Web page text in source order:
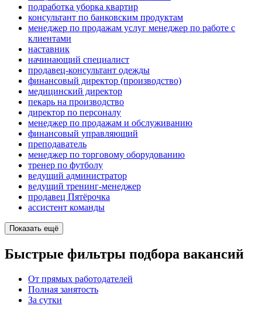
подработка уборка квартир
консультант по банковским продуктам
менеджер по продажам услуг менеджер по работе с
клиентами
наставник
начинающий специалист
продавец-консультант одежды
финансовый директор (производство)
медицинский директор
пекарь на производство
директор по персоналу
менеджер по продажам и обслуживанию
финансовый управляющий
преподаватель
менеджер по торговому оборудованию
тренер по футболу
ведущий администратор
ведущий тренинг-менеджер
продавец Пятёрочка
ассистент команды
Показать ещё
Быстрые фильтры подбора вакансий
От прямых работодателей
Полная занятость
За сутки